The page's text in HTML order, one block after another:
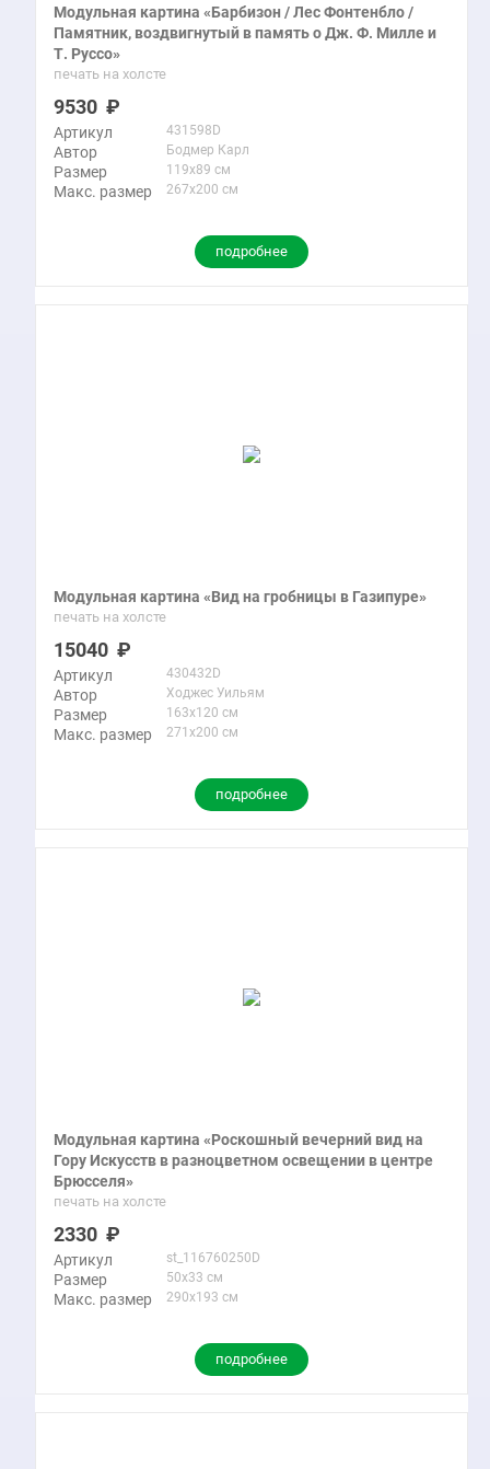
Модульная картина «Барбизон / Лес Фонтенбло /
Памятник, воздвигнутый в память о Дж. Ф. Милле и
Т. Руссо»
печать на холсте
9530
Артикул 431598D
Автор Бодмер Карл
Размер 119x89 см
Макс. размер 267x200 см
подробнее
Модульная картина «Вид на гробницы в Газипуре»
печать на холсте
15040
Артикул 430432D
Автор Ходжес Уильям
Размер 163x120 см
Макс. размер 271x200 см
подробнее
Модульная картина «Роскошный вечерний вид на
Гору Искусств в разноцветном освещении в центре
Брюсселя»
печать на холсте
2330
Артикул st_116760250D
Размер 50x33 см
Макс. размер 290x193 см
подробнее